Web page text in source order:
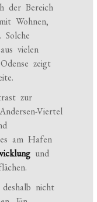
der Bereich
Wohnen,
vielen
zeigt
zur
Viertel
am Hafen
und
nicht